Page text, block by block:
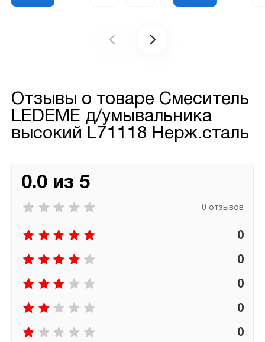
Отзывы о товаре Смеситель
LEDEME д/умывальника
высокий L71118 Нерж.сталь
0.0 из 5
0 отзывов
0
0
0
0
0